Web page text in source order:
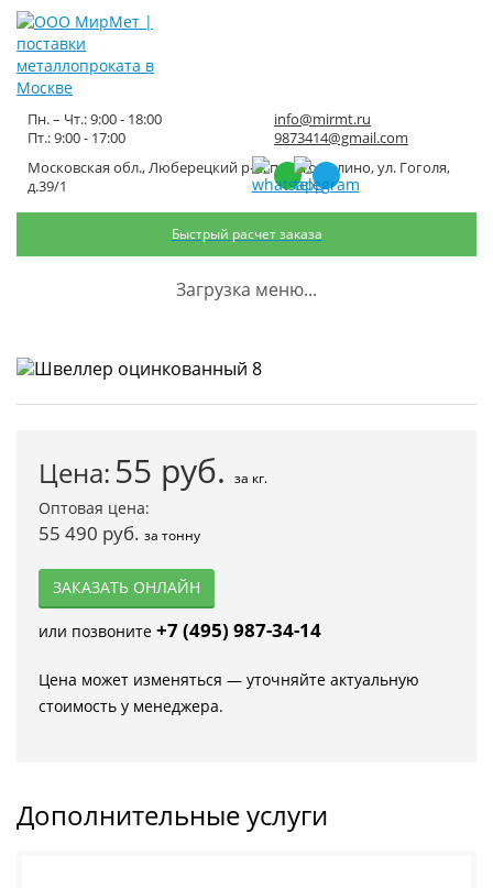
Московская обл., Люберецкий р-н, пос. Томилино, ул. Гоголя,
д.39/1
Пн. – Чт.: 9:00 - 18:00
Пт.: 9:00 - 17:00
info@mirmt.ru
9873414@gmail.com
Быстрый расчет заказа
Загрузка меню...
Швеллер оцинкованный 8
Каталог металлопроката Оцинкованный прокат
Цена: 55 руб. за кг.
Оптовая цена:
55 490 руб. за тонну
ЗАКАЗАТЬ ОНЛАЙН
или позвоните +7 (495) 987-34-14
Цена может изменяться — уточняйте актуальную
стоимость у менеджера.
Дополнительные услуги